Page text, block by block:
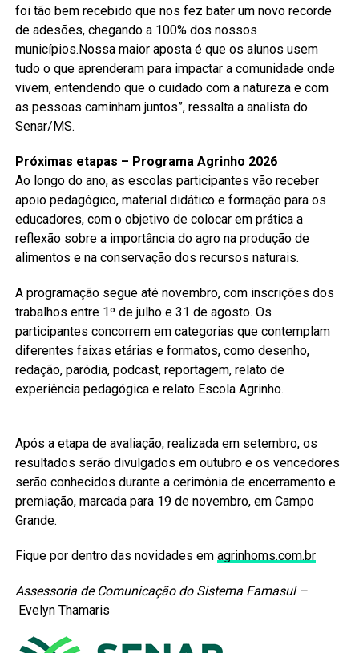
foi tão bem recebido que nos fez bater um novo recorde
de adesões, chegando a 100% dos nossos
municípios.Nossa maior aposta é que os alunos usem
tudo o que aprenderam para impactar a comunidade onde
vivem, entendendo que o cuidado com a natureza e com
as pessoas caminham juntos”, ressalta a analista do
Senar/MS.
Próximas etapas – Programa Agrinho 2026
Ao longo do ano, as escolas participantes vão receber
apoio pedagógico, material didático e formação para os
educadores, com o objetivo de colocar em prática a
reflexão sobre a importância do agro na produção de
alimentos e na conservação dos recursos naturais.
A programação segue até novembro, com inscrições dos
trabalhos entre 1º de julho e 31 de agosto. Os
participantes concorrem em categorias que contemplam
diferentes faixas etárias e formatos, como desenho,
redação, paródia, podcast, reportagem, relato de
experiência pedagógica e relato Escola Agrinho.
Após a etapa de avaliação, realizada em setembro, os
resultados serão divulgados em outubro e os vencedores
serão conhecidos durante a cerimônia de encerramento e
premiação, marcada para 19 de novembro, em Campo
Grande.
Fique por dentro das novidades em agrinhoms.com.br
Assessoria de Comunicação do Sistema Famasul –
Evelyn Thamaris